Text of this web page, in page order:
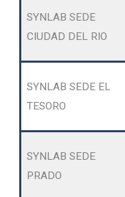
SYNLAB SEDE
CIUDAD DEL RIO
SYNLAB SEDE EL
TESORO
SYNLAB SEDE
PRADO